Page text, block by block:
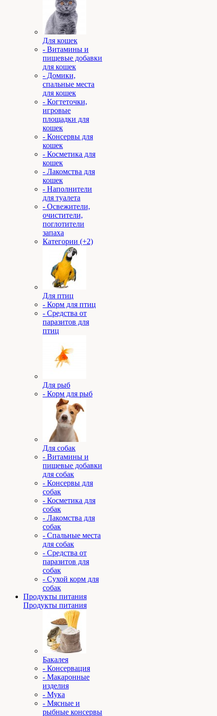
Для кошек
- Витамины и
пищевые добавки
для кошек
- Домики,
спальные места
для кошек
- Когтеточки,
игровые
площадки для
кошек
- Консервы для
кошек
- Косметика для
кошек
- Лакомства для
кошек
- Наполнители
для туалета
- Освежители,
очистители,
поглотители
запаха
Категории (+2)
Для птиц
- Корм для птиц
- Средства от
паразитов для
птиц
Для рыб
- Корм для рыб
Для собак
- Витамины и
пищевые добавки
для собак
- Консервы для
собак
- Косметика для
собак
- Лакомства для
собак
- Спальные места
для собак
- Средства от
паразитов для
собак
- Сухой корм для
собак
Продукты питания
Продукты питания
Бакалея
- Консервация
- Макаронные
изделия
- Мука
- Мясные и
рыбные консервы